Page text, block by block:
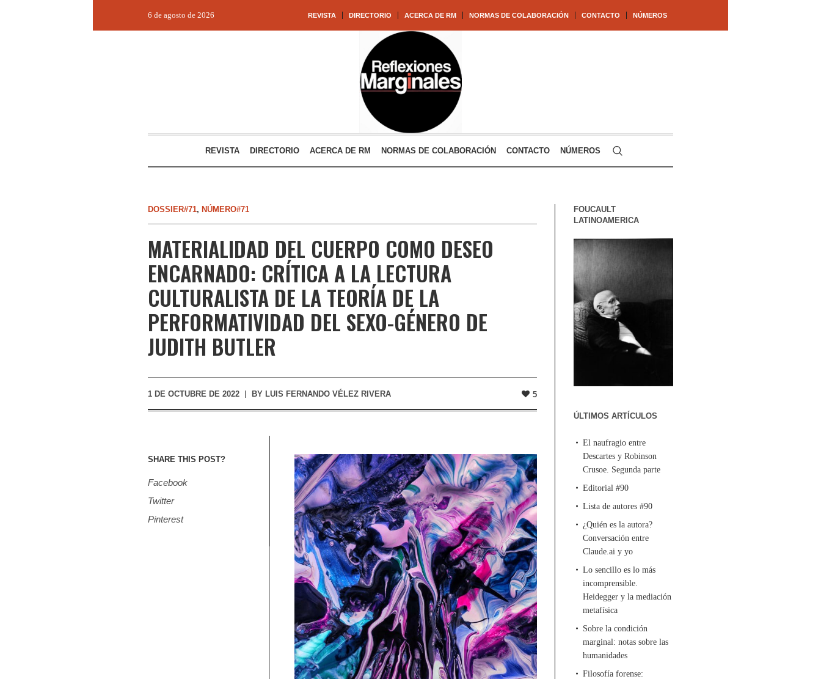
REVISTA DIRECTORIO ACERCA DE RM NORMAS DE COLABORACIÓN CONTACTO NÚMEROS
6 de agosto de 2026
REVISTA DIRECTORIO ACERCA DE RM NORMAS DE COLABORACIÓN CONTACTO NÚMEROS
DOSSIER#71, NÚMERO#71
MATERIALIDAD DEL CUERPO COMO DESEO
ENCARNADO: CRÍTICA A LA LECTURA
CULTURALISTA DE LA TEORÍA DE LA
PERFORMATIVIDAD DEL SEXO-GÉNERO DE
JUDITH BUTLER
1 DE OCTUBRE DE 2022 BY LUIS FERNANDO VÉLEZ RIVERA 5
SHARE THIS POST?
Facebook
Twitter
Pinterest
FOUCAULT
LATINOAMERICA
ÚLTIMOS ARTÍCULOS
El naufragio entre
Descartes y Robinson
Crusoe. Segunda parte
Editorial #90
Lista de autores #90
¿Quién es la autora?
Conversación entre
Claude.ai y yo
Lo sencillo es lo más
incomprensible.
Heidegger y la mediación
metafísica
Sobre la condición
marginal: notas sobre las
humanidades
Filosofía forense: